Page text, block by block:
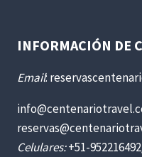
INFORMACIÓN DE
Email:
Celulares:+51-